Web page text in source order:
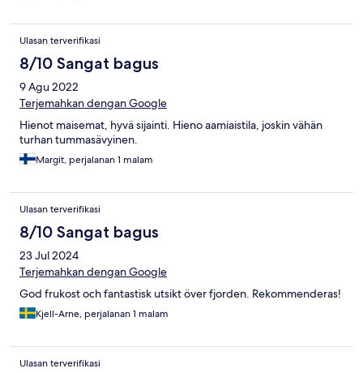
Ulasan terverifikasi
8/10 Sangat bagus
9 Agu 2022
Terjemahkan dengan Google
Hienot maisemat, hyvä sijainti. Hieno aamiaistila, joskin vähän
turhan tummasävyinen.
Margit, perjalanan 1 malam
Ulasan terverifikasi
8/10 Sangat bagus
23 Jul 2024
Terjemahkan dengan Google
God frukost och fantastisk utsikt över fjorden. Rekommenderas!
Kjell-Arne, perjalanan 1 malam
Ulasan terverifikasi